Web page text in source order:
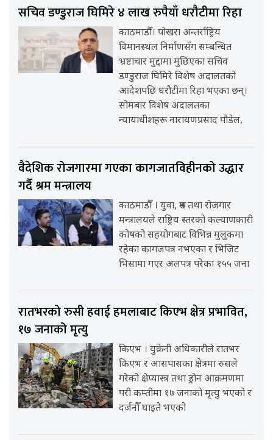
सचिव डण्डुराज घिमिरे ४ लाख रुपैयाँ धरौटीमा रिहा
काठमाडौँ। पोखरा अन्तर्राष्ट्रिय
विमानस्थल निर्माणसँग सम्बन्धित
भ्रष्टाचार मुद्दामा मुछिएका सचिव
डण्डुराज घिमिरे विशेष अदालतको
आदेशपछि धरौटीमा रिहा भएका छन्।
सोमबार विशेष अदालतका
न्यायाधीशहरू नारायणप्रसाद पौडेल,
वैदेशिक रोजगारमा गएका कागजातविहीनको उद्धार
गर्दै श्रम मन्त्रालय
काठमाडौँ । युवा, श्रम तथा रोजगार
मन्त्रालयले राष्ट्रिय स्तरको कल्याणकारी
कोषको सहयोगबाट विभिन्न मुलुकमा
रहेका कागजपत्र नभएका र भिजिट
भिसामा गएर अलपत्र परेका १५५ जना
रातभरको रुसी हवाई हमलाबाट किएभ क्षेत्र प्रभावित,
१७ जनाको मृत्यु
किएभ । युक्रेनी अधिकारीले रातभर
किएभ र आसपासका क्षेत्रमा रुसले
गरेको क्षेप्यास्त्र तथा ड्रोन आक्रमणमा
परी कम्तीमा १७ जनाको मृत्यु भएको र
दर्जनौँ घाइते भएको